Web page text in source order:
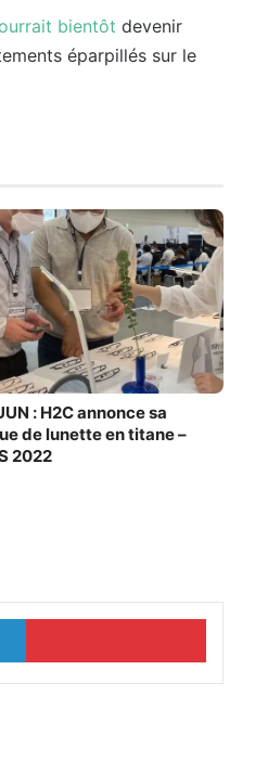
bientôt devenir
éparpillés sur le
: H2C annonce sa
de lunette en titane –
2022
Linkedin Pinterest